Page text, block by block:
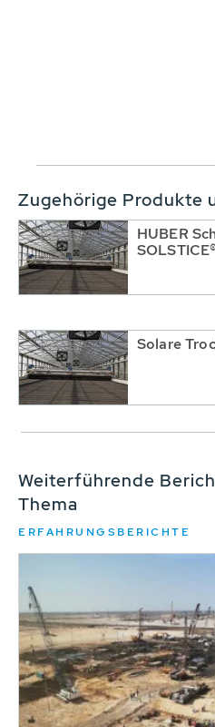
Zugehörige Produkte
HUBER
SOLSTICE®
Solare
Weiterführende
Thema
ERFAHRUNGSBERICHTE